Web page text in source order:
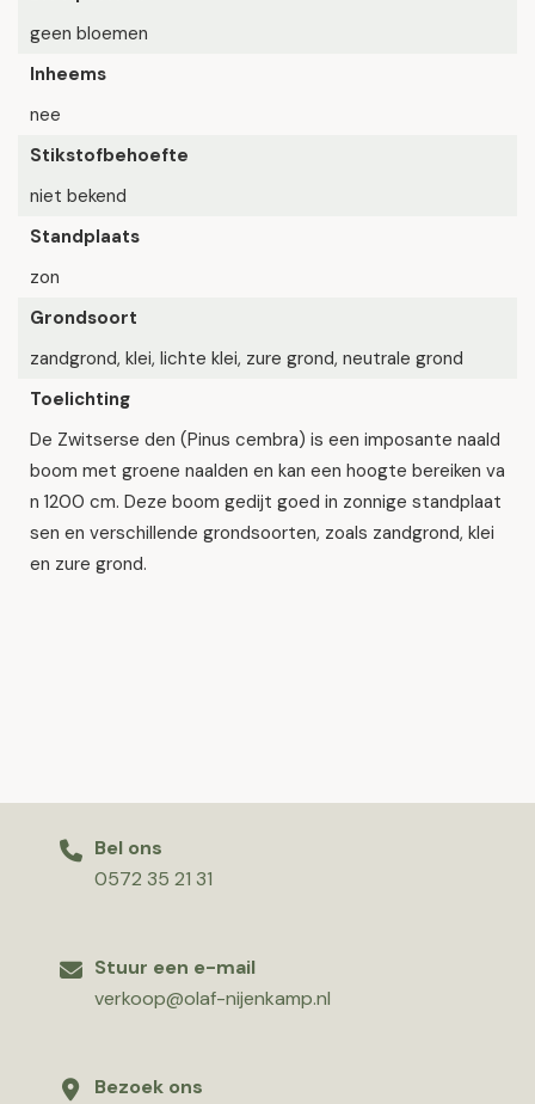
geen bloemen
Inheems
nee
Stikstofbehoefte
niet bekend
Standplaats
zon
Grondsoort
zandgrond, klei, lichte klei, zure grond, neutrale grond
Toelichting
De Zwitserse den (Pinus cembra) is een imposante naald
boom met groene naalden en kan een hoogte bereiken va
n 1200 cm. Deze boom gedijt goed in zonnige standplaat
sen en verschillende grondsoorten, zoals zandgrond, klei
en zure grond.
Bel ons
0572 35 21 31
Stuur een e-mail
verkoop@olaf-nijenkamp.nl
Bezoek ons